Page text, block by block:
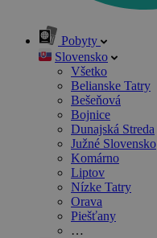
Pobyty
Slovensko
Všetko
Belianske Tatry
Bešeňová
Bojnice
Dunajská Streda
Južné Slovensko
Komárno
Liptov
Nízke Tatry
Orava
Piešťany
…